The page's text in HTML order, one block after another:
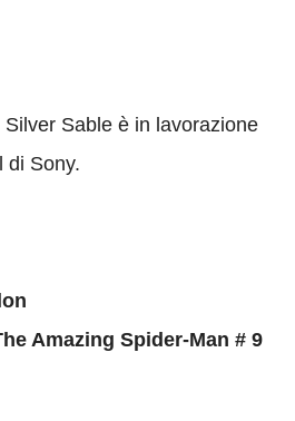
Sable è in lavorazione
di Sony.
Amazing Spider-Man # 9